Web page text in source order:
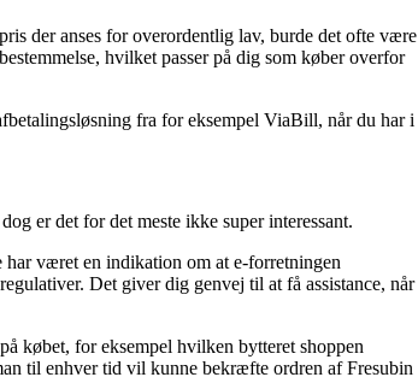
der anses for overordentlig lav, burde det ofte være
hvilket passer på dig som køber overfor
fra for eksempel ViaBill, når du har i
er det for det meste ikke super interessant.
været en indikation om at e-forretningen
Det giver dig genvej til at få assistance, når
købet, for eksempel hvilken bytteret shoppen
til enhver tid vil kunne bekræfte ordren af Fresubin